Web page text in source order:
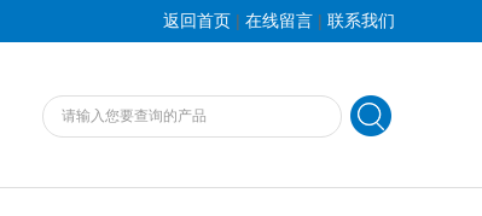
返回首页 | 在线留言 | 联系我们